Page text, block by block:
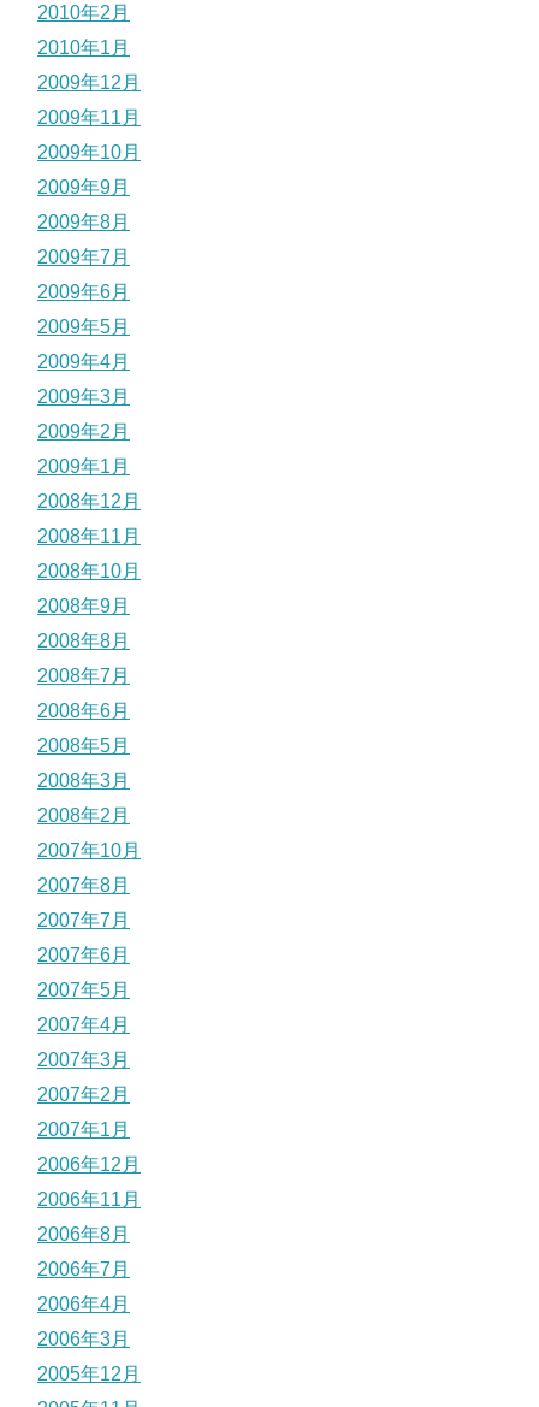
2010年2月
2010年1月
2009年12月
2009年11月
2009年10月
2009年9月
2009年8月
2009年7月
2009年6月
2009年5月
2009年4月
2009年3月
2009年2月
2009年1月
2008年12月
2008年11月
2008年10月
2008年9月
2008年8月
2008年7月
2008年6月
2008年5月
2008年3月
2008年2月
2007年10月
2007年8月
2007年7月
2007年6月
2007年5月
2007年4月
2007年3月
2007年2月
2007年1月
2006年12月
2006年11月
2006年8月
2006年7月
2006年4月
2006年3月
2005年12月